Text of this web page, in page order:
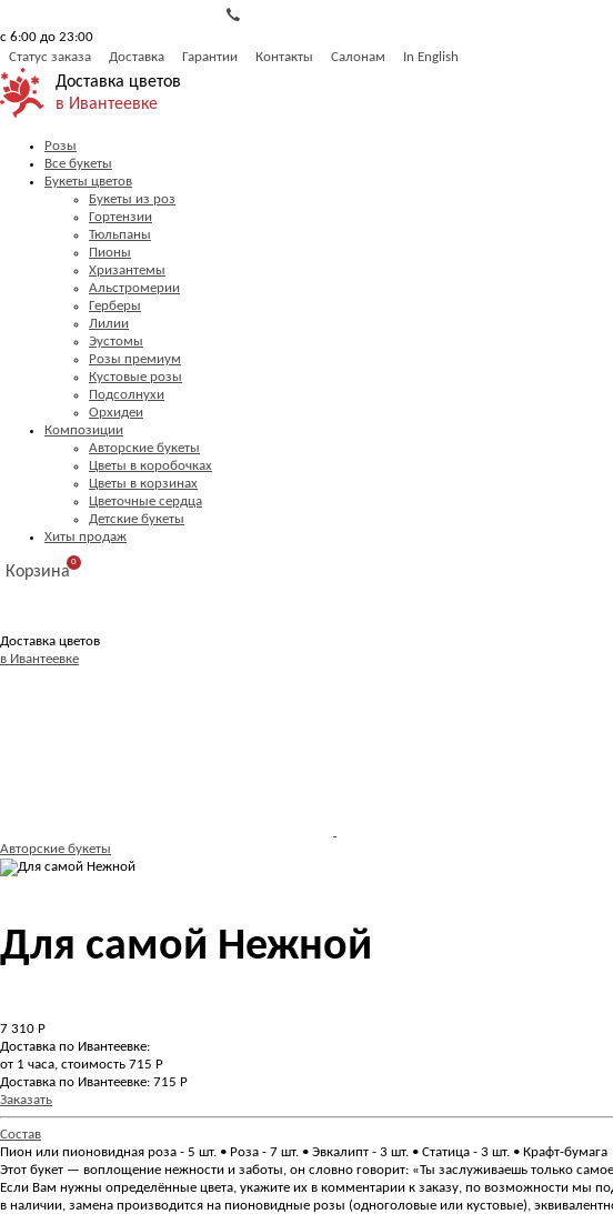
с 6:00 до 23:00
Статус заказа
Доставка Гарантии Контакты Салонам In English
Доставка цветов
в Ивантеевке
Розы
Все букеты
Букеты цветов
Букеты из роз
Гортензии
Тюльпаны
Пионы
Хризантемы
Альстромерии
Герберы
Лилии
Эустомы
Розы премиум
Кустовые розы
Подсолнухи
Орхидеи
Композиции
Авторские букеты
Цветы в коробочках
Цветы в корзинах
Цветочные сердца
Детские букеты
Хиты продаж
Корзина
0
Доставка цветов
в Ивантеевке
Авторские букеты
Для самой Нежной
7 310 Р
Доставка по Ивантеевке:
от 1 часа, стоимость 715 Р
Доставка по Ивантеевке: 715 Р
Заказать
Состав
Пион или пионовидная роза - 5 шт. • Роза - 7 шт. • Эвкалипт - 3 шт. • Статица - 3 шт. • Крафт-бумага
Этот букет — воплощение нежности и заботы, он словно говорит: «Ты заслуживаешь только
Если Вам нужны определённые цвета, укажите их в комментарии к заказу, по возможности мы
в наличии, замена производится на пионовидные розы (одноголовые или кустовые),